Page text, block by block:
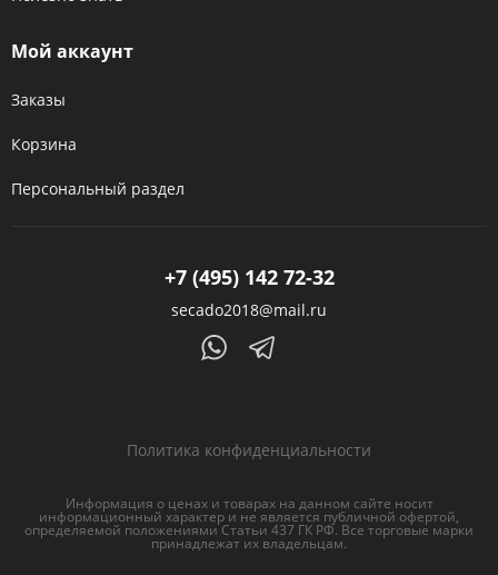
Мой аккаунт
Заказы
Корзина
Персональный раздел
+7 (495) 142 72-32
secado2018@mail.ru
Политика конфиденциальности
Информация о ценах и товарах на данном сайте носит
информационный характер и не является публичной офертой,
определяемой положениями Статьи 437 ГК РФ. Все торговые марки
принадлежат их владельцам.